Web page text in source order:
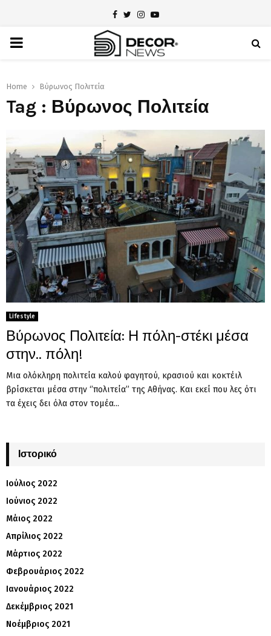
Facebook
TwitterInstagram
Youtube
PRIMARY
Home Βύρωνος Πολιτεία
Tag : Βύρωνος Πολιτεία
Lifestyle
Βύρωνος Πολιτεία: Η πόλη-στέκι μέσα
στην.. πόλη!
Μια ολόκληρη πολιτεία καλού φαγητού, κρασιού και κοκτέιλ
βρίσκεται μέσα στην ‘’πολιτεία’’ της Αθήνας. Και εκεί που λες ότι
τα έχεις δει όλα στον τομέα...
Ιστορικό
Ιούλιος 2022
Ιούνιος 2022
Μάιος 2022
Απρίλιος 2022
Μάρτιος 2022
Φεβρουάριος 2022
Ιανουάριος 2022
Δεκέμβριος 2021
Νοέμβριος 2021